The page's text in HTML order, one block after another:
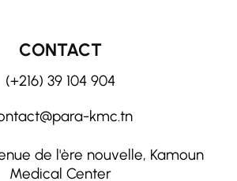
CONTACT
(+216) 39 104 904
kmc.tn
de l'ère nouvelle, Kamoun
Medical Center